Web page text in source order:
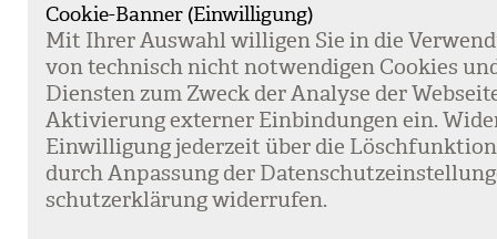
Cookie-Banner (Einwilligung)
Mit Ihrer Aus­wahl wil­li­gen Sie in die
von tech­nisch nicht not­wen­di­gen Coo­kies
Diens­ten zum Zweck der Ana­lyse der
Akti­vie­rung exter­ner Ein­bin­dun­gen ein.
Ein­wil­li­gung jeder­zeit über die
durch Anpas­sung der
schutz­er­klä­rung wider­ru­fen.